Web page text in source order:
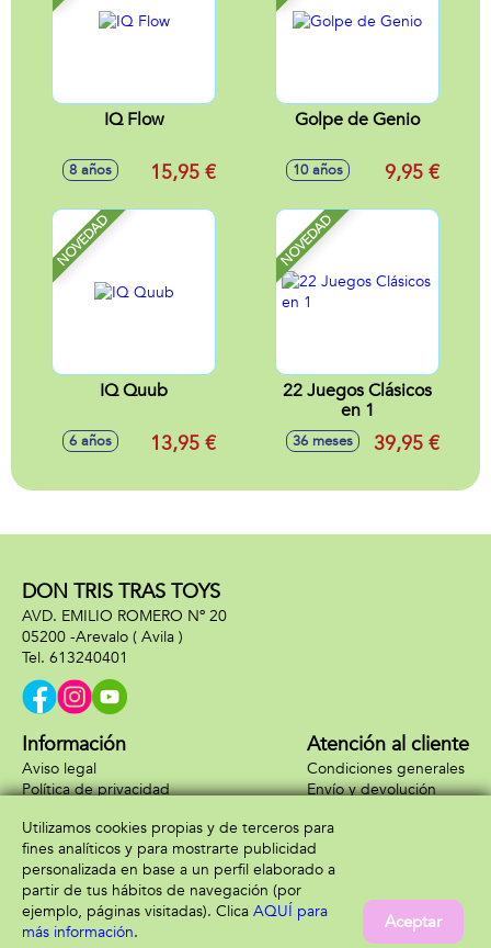
IQ Flow
8 años 15,95 €
Golpe de Genio
10 años 9,95 €
NOVEDAD
IQ Quub
6 años 13,95 €
NOVEDAD
22 Juegos Clásicos
en 1
36 meses 39,95 €
DON TRIS TRAS TOYS
AVD. EMILIO ROMERO Nº 20
05200 -Arevalo ( Avila )
613240401
Información
Aviso legal
Política de privacidad
Atención al cliente
Condiciones generales
Envío y devolución
Formas de pago
Utilizamos cookies propias y de terceros para
fines analíticos y para mostrarte publicidad
personalizada en base a un perfil elaborado a
partir de tus hábitos de navegación (por
ejemplo, páginas visitadas). Clica AQUÍ para
más información. Aceptar